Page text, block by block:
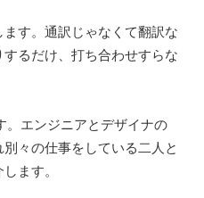
す。通訳じゃなくて翻訳な
るだけ、打ち合わせすらな
。エンジニアとデザイナの
々の仕事をしている二人と
ます。